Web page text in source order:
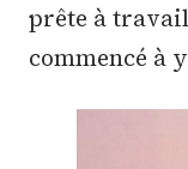
prête à
commencé à